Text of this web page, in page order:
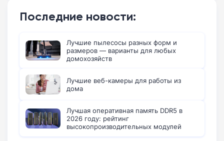
Последние новости:
Лучшие пылесосы разных форм и
размеров — варианты для любых
домохозяйств
Лучшие веб-камеры для работы из
дома
Лучшая оперативная память DDR5 в
2026 году: рейтинг
высокопроизводительных модулей